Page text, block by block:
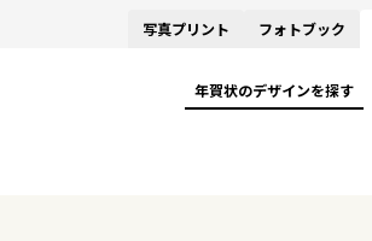
写真プリント フォトブック
年賀状のデザインを探す